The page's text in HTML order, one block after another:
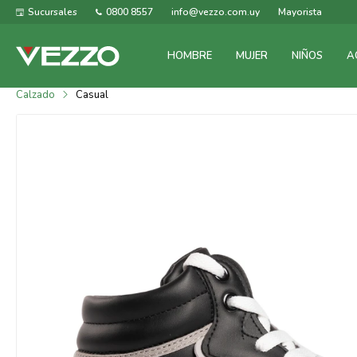
HOMBRE MUJER NIÑOS
Sucursales 0800 8557 info@vezzo.com.uy Mayorista
Calzado Casual